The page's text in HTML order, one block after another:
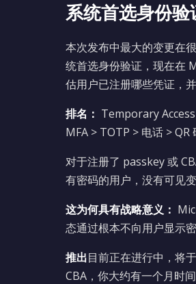
系统首选身份
本次发布中最大的变更在
统首选身份验证，现在在
估用户已注册哪些凭证，
排名： Temporary
MFA > TOTP > 电话 > QR
对于注册了 passkey 或
有密码的用户，没有可见
这为何具有战略意义：
态通过根本不向用户显示
推出目前正在进行中，将
CBA，你大约有一个月时